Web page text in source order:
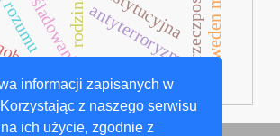
informacji zapisanych w
z naszego serwisu
ich użycie, zgodnie z
rodzinaantyterroryzm